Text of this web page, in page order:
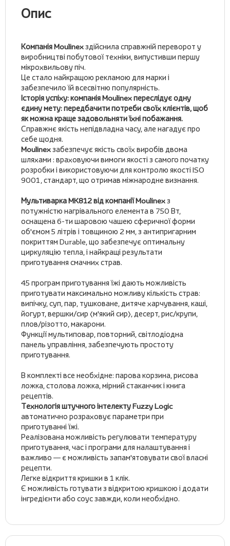
Опис
Компанія Moulinexздійснила справжній переворот у
виробництві побутової техніки, випустивши першу
мікрохвильову піч.
Це стало найкращою рекламою для марки і
забезпечило їй всесвітню популярність.
Історія успіху: компанія Moulinex переслідує одну
єдину мету: передбачити потреби своїх клієнтів, щоб
як можна краще задовольняти їхні побажання.
Справжнє якість непідвладна часу, але нагадує про
себе щодня.
Moulinexзабезпечує якість своїх виробів двома
шляхами : враховуючи вимоги якості з самого початку
розробки і використовуючи для контролю якості ISO
9001, стандарт, що отримав міжнародне визнання.
Мультиварка MK812 від компанії Moulinexз
потужністю нагрівального елемента в 750 Вт,
оснащена 6-ти шаровою чашею сферичної форми
об'ємом 5 літрів і товщиною 2 мм, з антипригарним
покриттям Durable, що забезпечує оптимальну
циркуляцію тепла, і найкращі результати
приготування смачних страв.
45 програм приготування їжі дають можливість
приготувати максимально можливу кількість страв:
випічку, суп, пар, тушковане, дитяче харчування, каші,
йогурт, вершки/сир (м'який сир), десерт, рис/крупи,
плов/різотто, макарони.
Функції мультиповар, повторний, світлодіодна
панель управління, забезпечують простоту
приготування.
В комплекті все необхідне: парова корзина, рисова
ложка, столова ложка, мірний стаканчик і книга
рецептів.
Технологія штучного інтелекту Fuzzy Logic
автоматично розраховує параметри при
приготуванні їжі.
Реалізована можливість регулювати температуру
приготування, час і програми для налаштування і
важливо — є можливість запам'ятовувати свої власні
рецепти.
Легке відкриття кришки в 1 клік.
Є можливість готувати з відкритою кришкою і додати
інгредієнти або соус завжди, коли необхідно.